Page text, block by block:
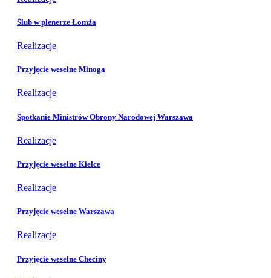
Ślub w plenerze Łomża
Realizacje
Przyjęcie weselne Minoga
Realizacje
Spotkanie Ministrów Obrony Narodowej Warszawa
Realizacje
Przyjęcie weselne Kielce
Realizacje
Przyjęcie weselne Warszawa
Realizacje
Przyjęcie weselne Checiny